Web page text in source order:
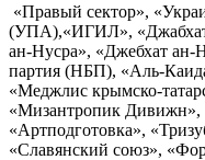
«Правый сектор»,
(УПА),«ИГИЛ»,
ан-Нусра», «Джебхат ан-
партия (НБП), «Аль-
«Меджлис крымско-
«Мизантропик Дивижн»,
«Артподготовка»,
«Славянский союз»,